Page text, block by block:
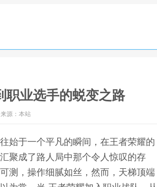
职业选手的蜕变之路
来源：本站
始于一个平凡的瞬间，在王者荣耀的
聚成了路人局中那个令人惊叹的存
测，操作细腻如丝，然而，天梯顶端